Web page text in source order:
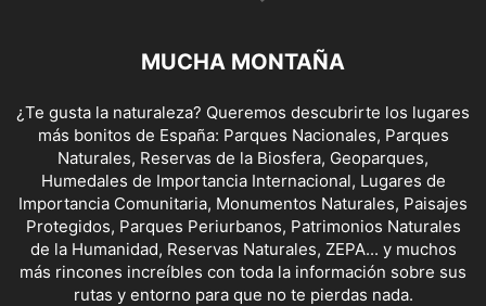
MUCHA MONTAÑA
¿Te gusta la naturaleza? Queremos descubrirte los lugares
más bonitos de España: Parques Nacionales, Parques
Naturales, Reservas de la Biosfera, Geoparques,
Humedales de Importancia Internacional, Lugares de
Importancia Comunitaria, Monumentos Naturales, Paisajes
Protegidos, Parques Periurbanos, Patrimonios Naturales
de la Humanidad, Reservas Naturales, ZEPA... y muchos
más rincones increíbles con toda la información sobre sus
rutas y entorno para que no te pierdas nada.